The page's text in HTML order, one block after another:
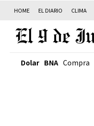
HOME EL DIARIO CLIMA
Dolar BNA Compra